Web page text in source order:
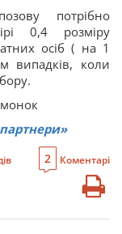
потрібно
0,4 розміру
осіб ( на 1
випадків, коли
2 Коментарі